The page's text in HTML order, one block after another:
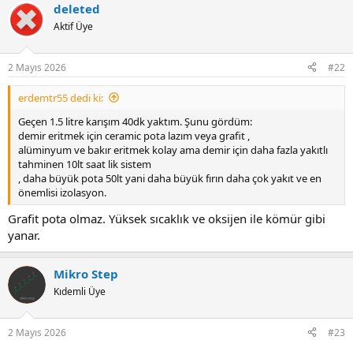
deleted
Aktif Üye
2 Mayıs 2026 #22
erdemtr55 dedi ki:
Geçen 1.5 litre karışım 40dk yaktım. Şunu gördüm:
demir eritmek için ceramic pota lazım veya grafit ,
alüminyum ve bakır eritmek kolay ama demir için daha fazla yakıtlı
tahminen 10lt saat lik sistem
, daha büyük pota 50lt yani daha büyük fırın daha çok yakıt ve en
önemlisi izolasyon.
Grafit pota olmaz. Yüksek sıcaklık ve oksijen ile kömür gibi
yanar.
Mikro Step
Kıdemli Üye
2 Mayıs 2026 #23